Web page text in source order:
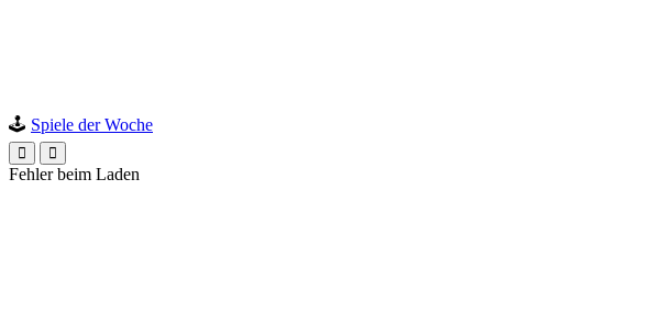
🕹️ Spiele der Woche
Fehler beim Laden